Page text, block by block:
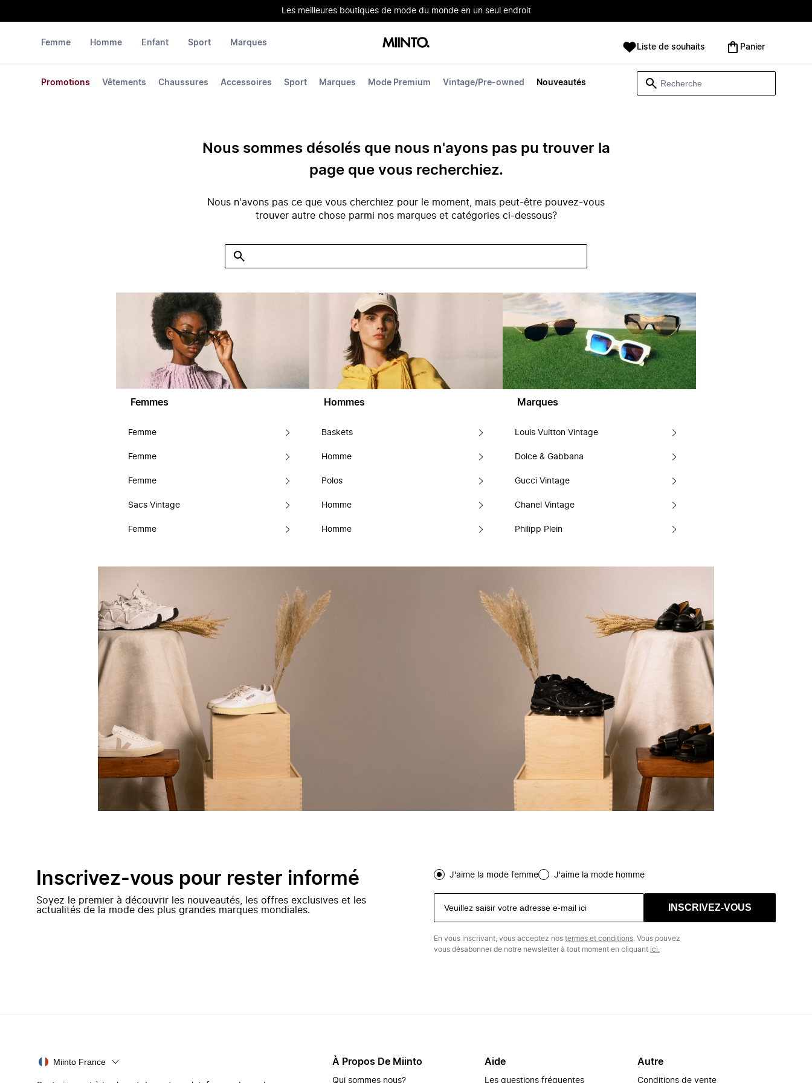
Les meilleures boutiques de mode du monde en un seul endroit
Femme
Promotions Vêtements Chaussures Accessoires Sport Marques Mode Premium Vintage/Pre-owned Nouveautés
Homme Enfant Sport Marques Liste de souhaits Panier
Nous sommes désolés que nous n'ayons pas pu trouver la
page que vous recherchiez.
Nous n'avons pas ce que vous cherchiez pour le moment, mais peut-être pouvez-vous
trouver autre chose parmi nos marques et catégories ci-dessous?
Femmes
Femme
Femme
Femme
Sacs Vintage
Femme
Hommes
Baskets
Homme
Polos
Homme
Homme
Marques
Louis Vuitton Vintage
Dolce & Gabbana
Gucci Vintage
Chanel Vintage
Philipp Plein
Inscrivez-vous pour rester informé
Soyez le premier à découvrir les nouveautés, les offres exclusives et les
actualités de la mode des plus grandes marques mondiales.
J'aime la mode femme J'aime la mode homme
INSCRIVEZ-VOUS
En vous inscrivant, vous acceptez nos termes et conditions . Vous pouvez
vous désabonner de notre newsletter à tout moment en cliquant ici.
Miinto France À Propos De Miinto
Qui sommes nous?
Aide
Les questions fréquentes
Autre
Conditions de vente